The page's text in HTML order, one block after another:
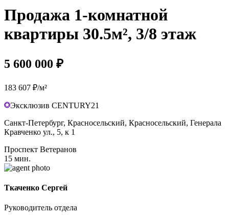
Продажа 1-комнатной
квартиры 30.5м², 3/8 этаж
5 600 000 ₽
183 607 ₽/м²
Эксклюзив CENTURY21
Санкт-Петербург, Красносельский, Красносельский, Генерала
Кравченко ул., 5, к 1
Проспект Ветеранов
15 мин.
Ткаченко Сергей
Руководитель отдела